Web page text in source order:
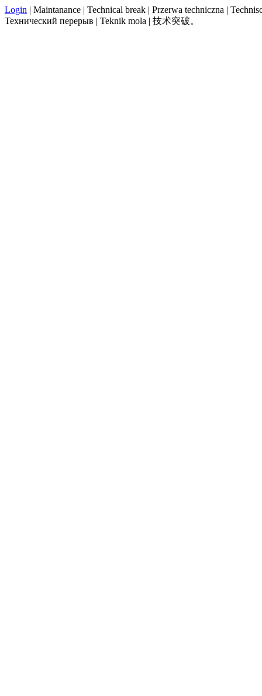
Login | Maintanance | Technical break | Przerwa techniczna |
Технический перерыв | Teknik mola | 技术突破。